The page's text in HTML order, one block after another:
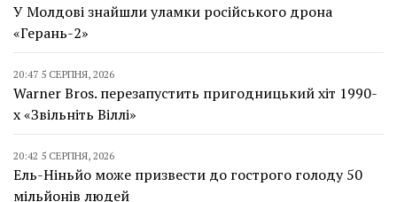
У Молдові знайшли уламки російського дрона
«Герань-2»
20:47 5 СЕРПНЯ, 2026
Warner Bros. перезапустить пригодницький хіт 1990-
х «Звільніть Віллі»
20:42 5 СЕРПНЯ, 2026
Ель-Ніньйо може призвести до гострого голоду 50
мільйонів людей